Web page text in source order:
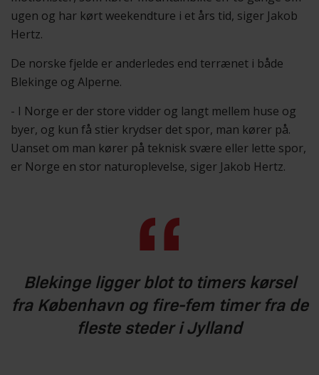
ugen og har kørt weekendture i et års tid, siger Jakob
Hertz.
De norske fjelde er anderledes end terrænet i både
Blekinge og Alperne.
- I Norge er der store vidder og langt mellem huse og
byer, og kun få stier krydser det spor, man kører på.
Uanset om man kører på teknisk svære eller lette spor,
er Norge en stor naturoplevelse, siger Jakob Hertz.
Blekinge ligger blot to timers kørsel
fra København og fire-fem timer fra de
fleste steder i Jylland